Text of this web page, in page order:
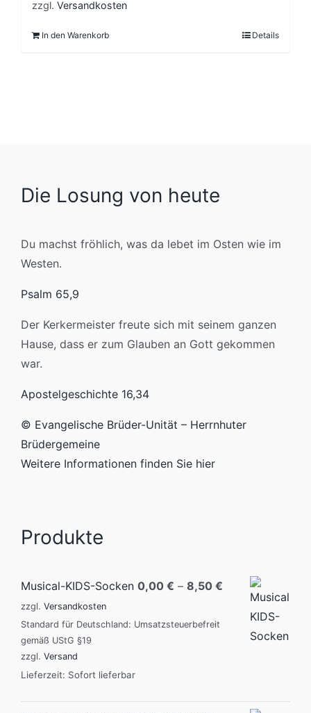
zzgl. Versandkosten
In den Warenkorb Details
Die Losung von heute
Du machst fröhlich, was da lebet im Osten wie im
Westen.
Psalm 65,9
Der Kerkermeister freute sich mit seinem ganzen
Hause, dass er zum Glauben an Gott gekommen
war.
Apostelgeschichte 16,34
© Evangelische Brüder-Unität – Herrnhuter
Brüdergemeine
Weitere Informationen finden Sie hier
Produkte
Musical-KIDS-Socken 0,00 € – 8,50 €
zzgl. Versandkosten
Standard für Deutschland: Umsatzsteuerbefreit
gemäß UStG §19
zzgl. Versand
Lieferzeit: Sofort lieferbar